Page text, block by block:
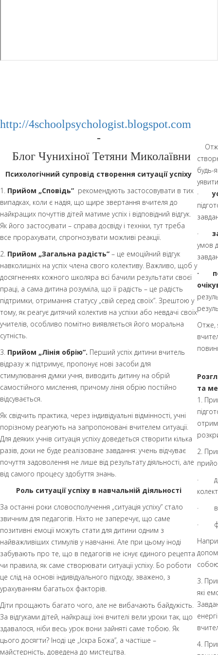
http://4schoolpsychologist.blogspot.com
-
Блог Чунихіної Тетяни Миколаївни
Психологічний супровід створення ситуації успіху
1. Прийом „Сповідь” рекомендують застосовувати в тих
випадках, коли є надія, що щире звертання вчителя до
найкращих почуттів дітей матиме успіх і відповідний відгук.
Як його застосувати – справа досвіду і техніки, тут треба
все прорахувати, спрогнозувати можливі реакції.
2. Прийом „Загальна радість” – це емоційний відгук
навколишніх на успіх члена свого колективу. Важливо, щоб у
досягненнях кожного школяра всі бачили результати своєї
праці, а сама дитина розуміла, що її радість – це радість
підтримки, отримання статусу „свій серед своїх”. Зрештою у
тому, як реагує дитячий колектив на успіхи або невдачі своїх
учителів, особливо помітно виявляється його моральна
сутність.
3. Прийом „Лінія обрію”. Перший успіх дитини вчитель
відразу ж підтримує, пропонує нові засоби для
стимулювання думки учня, виводить дитину на обрій
самостійного мислення, причому лінія обрію постійно
відсувається.
Як свідчить практика, через індивідуальні відмінності, учні
порізному реагують на запропоновані вчителем ситуації.
Для деяких учнів ситуація успіху доведеться створити кілька
разів, доки не буде реалізоване завдання: учень відчуває
почуття задоволення не лише від результату діяльності, але
від самого процесу здобуття знань.
Роль ситуації успіху в навчальній діяльності
За останні роки словосполучення „ситуація успіху” стало
звичним для педагогів. Ніхто не заперечує, що саме
позитивні емоції можуть стати для дитини одним з
найважливіших стимулів у навчанні. Але при цьому іноді
забувають про те, що в педагогів не існує єдиного рецепта
чи правила, як саме створювати ситуації успіху. Бо роботи
це слід на основі індивідуального підходу, зважено, з
урахуванням багатьох факторів.
Діти прощають багато чого, але не вибачають байдужість.
За відгуками дітей, найкращі їхні вчителі вели уроки так, що
здавалося, ніби весь урок вони зайняті саме тобою. Як
цього досягти? Іноді це „Іскра Божа”, а частіше –
майстерність, доведена до мистецтва.
будь-
·
·
умов
·
Отже,
та
1.
2.
·
·
·
3.
які
4.